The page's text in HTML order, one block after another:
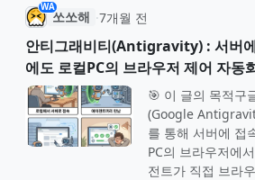
WA
쏘쏘해 ·7개월 전
안티그래비티(Antigravity) : 서버
에도 로컬PC의 브라우저 제어 자동
🎯 이 글의 목적구
(Google
를 통해 서버에 접
PC의 브라우저에
전트가 직접 브라